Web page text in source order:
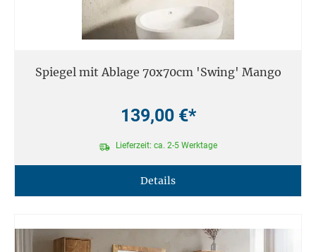
Spiegel mit Ablage 70x70cm 'Swing' Mango
139,00 €*
Lieferzeit: ca. 2-5 Werktage
Details